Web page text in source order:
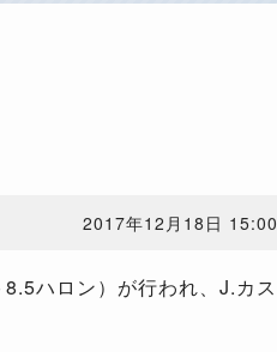
2017年12月18日 15:00
ハロン）が行われ、J.カス